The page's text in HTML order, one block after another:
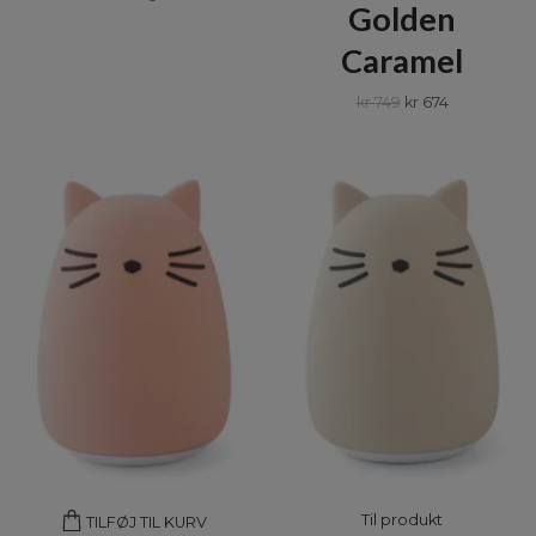
Golden
Caramel
kr 749 kr 674
TILFØJ TIL KURV Til produkt